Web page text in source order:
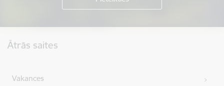
Ātrās saites
Vakances